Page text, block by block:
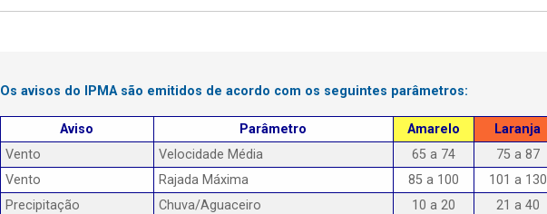
Os avisos do IPMA são emitidos de acordo com os seguintes parâmetros:
Aviso Parâmetro Amarelo Laranja
Vento
Velocidade Média 65 a 74 75 a 87
Vento
Rajada Máxima 85 a 100 101 a 130
Precipitação
Chuva/Aguaceiro 10 a 20 21 a 40